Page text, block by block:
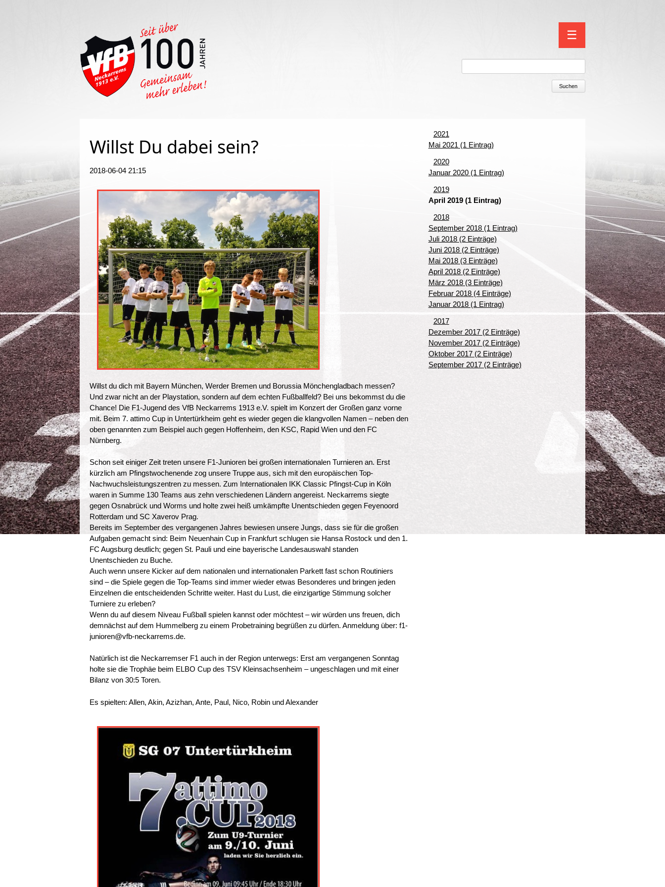
überspringen
☰
Suchen
Willst Du dabei sein?
2018-06-04 21:15
Willst du dich mit Bayern München, Werder Bremen und Borussia Mönchengladbach messen?
Und zwar nicht an der Playstation, sondern auf dem echten Fußballfeld? Bei uns bekommst du die
Chance! Die F1-Jugend des VfB Neckarrems 1913 e.V. spielt im Konzert der Großen ganz vorne
mit. Beim 7. attimo Cup in Untertürkheim geht es wieder gegen die klangvollen Namen – neben den
oben genannten zum Beispiel auch gegen Hoffenheim, den KSC, Rapid Wien und den FC
Nürnberg.
Schon seit einiger Zeit treten unsere F1-Junioren bei großen internationalen Turnieren an. Erst
kürzlich am Pfingstwochenende zog unsere Truppe aus, sich mit den europäischen Top-
Nachwuchsleistungszentren zu messen. Zum Internationalen IKK Classic Pfingst-Cup in Köln
waren in Summe 130 Teams aus zehn verschiedenen Ländern angereist. Neckarrems siegte
gegen Osnabrück und Worms und holte zwei heiß umkämpfte Unentschieden gegen Feyenoord
Rotterdam und SC Xaverov Prag.
Bereits im September des vergangenen Jahres bewiesen unsere Jungs, dass sie für die großen
Aufgaben gemacht sind: Beim Neuenhain Cup in Frankfurt schlugen sie Hansa Rostock und den 1.
FC Augsburg deutlich; gegen St. Pauli und eine bayerische Landesauswahl standen
Unentschieden zu Buche.
Auch wenn unsere Kicker auf dem nationalen und internationalen Parkett fast schon Routiniers
sind – die Spiele gegen die Top-Teams sind immer wieder etwas Besonderes und bringen jeden
Einzelnen die entscheidenden Schritte weiter. Hast du Lust, die einzigartige Stimmung solcher
Turniere zu erleben?
Wenn du auf diesem Niveau Fußball spielen kannst oder möchtest – wir würden uns freuen, dich
demnächst auf dem Hummelberg zu einem Probetraining begrüßen zu dürfen. Anmeldung über: f1-
junioren@vfb-neckarrems.de.
Natürlich ist die Neckarremser F1 auch in der Region unterwegs: Erst am vergangenen Sonntag
holte sie die Trophäe beim ELBO Cup des TSV Kleinsachsenheim – ungeschlagen und mit einer
Bilanz von 30:5 Toren.
Es spielten: Allen, Akin, Azizhan, Ante, Paul, Nico, Robin und Alexander
2021
Mai 2021 (1 Eintrag)
2020
Januar 2020 (1 Eintrag)
2019
April 2019 (1 Eintrag)
2018
September 2018 (1 Eintrag)
Juli 2018 (2 Einträge)
Juni 2018 (2 Einträge)
Mai 2018 (3 Einträge)
April 2018 (2 Einträge)
März 2018 (3 Einträge)
Februar 2018 (4 Einträge)
Januar 2018 (1 Eintrag)
2017
Dezember 2017 (2 Einträge)
November 2017 (2 Einträge)
Oktober 2017 (2 Einträge)
September 2017 (2 Einträge)